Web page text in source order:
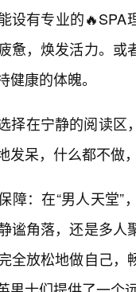
设有专业的
惫，焕发活力。
健康的体魄。
择在宁静的阅读区
发呆，什么都不做
障：在“男人天堂
谧角落，还是多
全放松地做自己